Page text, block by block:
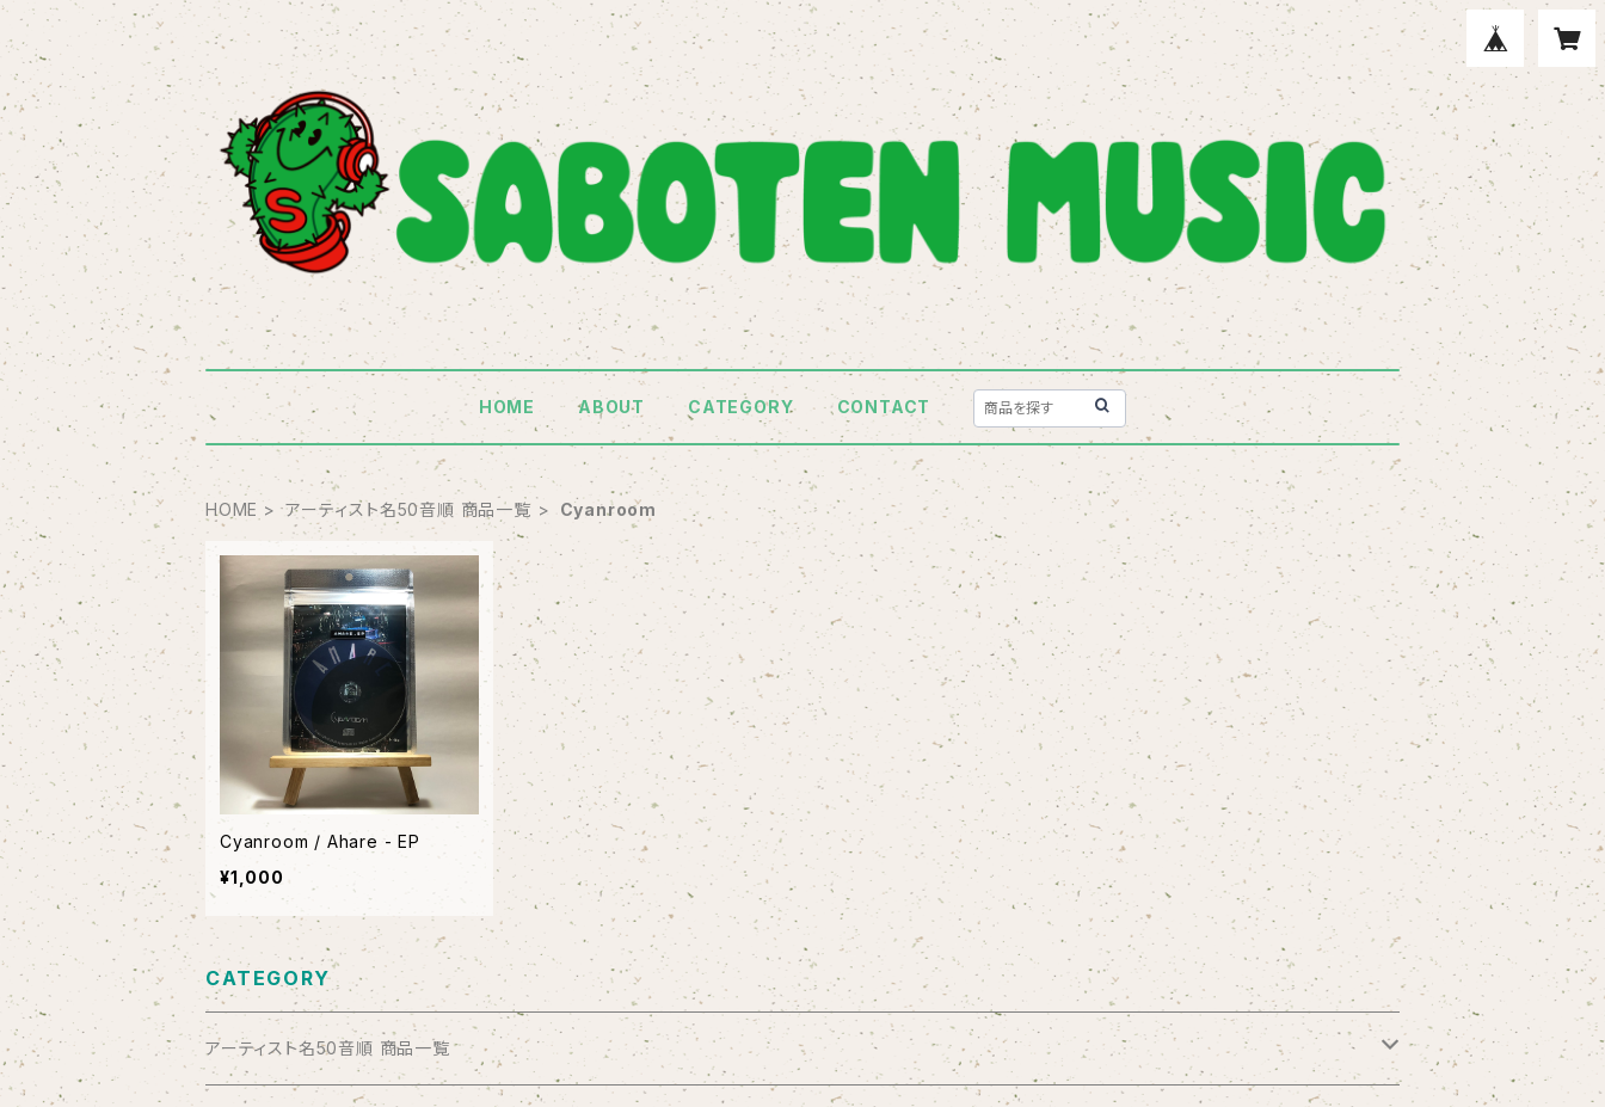
HOME ABOUT CATEGORY CONTACT
HOME アーティスト名50音順 商品一覧 Cyanroom
Cyanroom / Ahare - EP
¥1,000
CATEGORY
アーティスト名50音順 商品一覧